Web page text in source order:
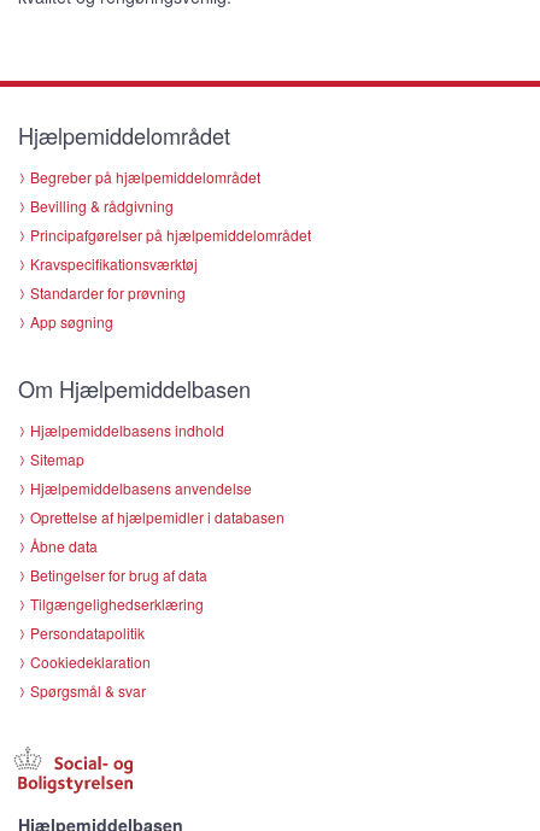
Hjælpemiddelområdet
Begreber på hjælpemiddelområdet
Bevilling & rådgivning
Principafgørelser på hjælpemiddelområdet
Kravspecifikationsværktøj
Standarder for prøvning
App søgning
Om Hjælpemiddelbasen
Hjælpemiddelbasens indhold
Sitemap
Hjælpemiddelbasens anvendelse
Oprettelse af hjælpemidler i databasen
Åbne data
Betingelser for brug af data
Tilgængelighedserklæring
Persondatapolitik
Cookiedeklaration
Spørgsmål & svar
Hjælpemiddelbasen